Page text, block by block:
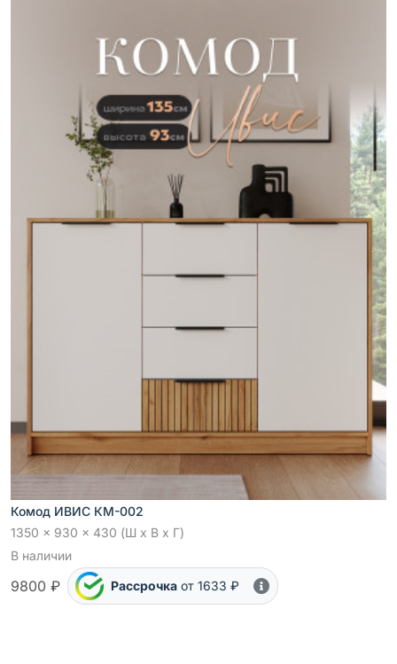
Комод ИВИС КМ-002
1350 x 930 x 430 (Ш x В x Г)
В наличии
9800 ₽ Рассрочка от 1633 ₽